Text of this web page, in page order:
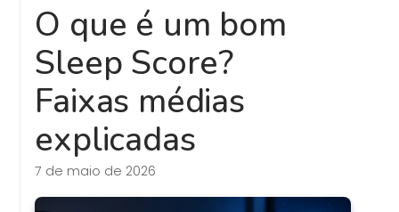
O que é um bom
Sleep Score?
Faixas médias
explicadas
7 de maio de 2026